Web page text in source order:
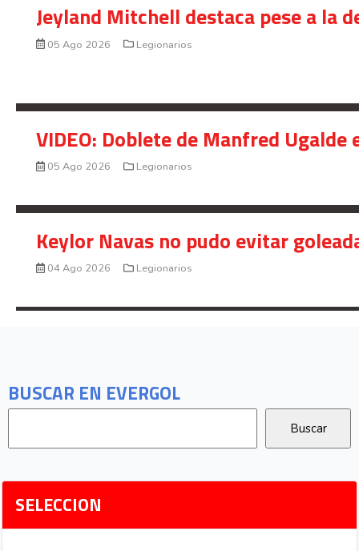
BUSCAR EN EVERGOL
SELECCION
Jeyland Mitchell destaca pese a la
05 Ago 2026 Legionarios
VIDEO: Doblete de Manfred
05 Ago 2026 Legionarios
Keylor Navas no pudo evitar
04 Ago 2026 Legionarios